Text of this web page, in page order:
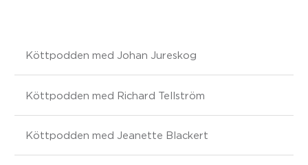
Köttpodden med Johan Jureskog
Köttpodden med Richard Tellström
Köttpodden med Jeanette Blackert